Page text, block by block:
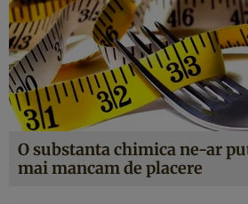
O substanta chimica ne-ar
mai mancam de placere